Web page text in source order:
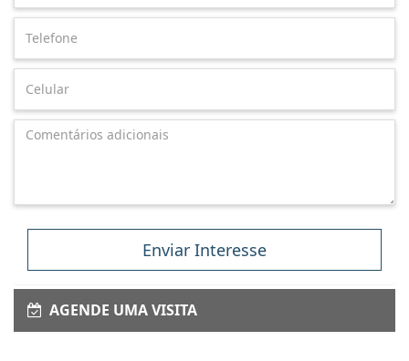
Enviar Interesse
AGENDE UMA VISITA